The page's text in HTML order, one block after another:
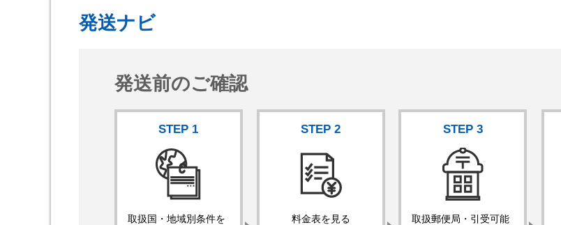
発送ナビ
発送前のご確認
STEP 1
取扱国・地域別条件を
STEP2
料金表を見る
STEP 3
取扱郵便局・引受可能